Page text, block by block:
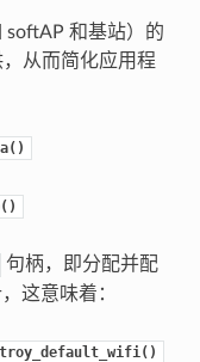
softAP 和基站）的
从而简化应用程
句柄，即分配并配
这意味着：